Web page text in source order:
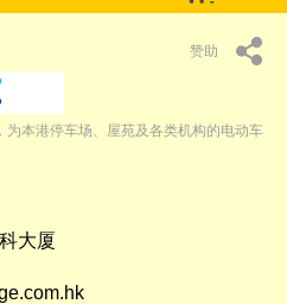
赞助
本港停车场、屋苑及各类机构的电动车
大厦